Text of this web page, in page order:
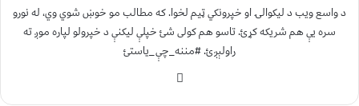
د واسع ویب د لیکوالۍ او خپرونکي ټیم لخوا. که مطالب مو خوښ شوي وي، له نورو
سره یې هم شریکه کړئ. تاسو هم کولی شئ خپلې لیکنې د خپرولو لپاره موږ ته
راولېږئ. #مننه_چې_یاستئ